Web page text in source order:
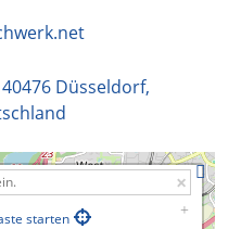
40476 Düsseldorf,
starten